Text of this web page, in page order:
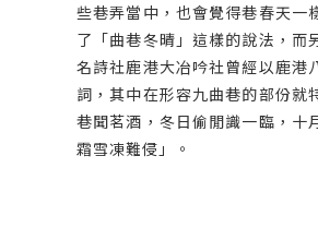
些巷弄當中，也會覺得巷春天一
了「曲巷冬晴」這樣的說法，而
名詩社鹿港大冶吟社曾經以鹿港
詞，其中在形容九曲巷的部份就
巷聞茗酒，冬日偷閒識一臨，十
霜雪凍難侵」。